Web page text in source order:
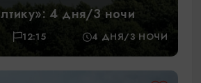
4 дня/3 ночи
12:15 4 ДНЯ/3 НОЧИ